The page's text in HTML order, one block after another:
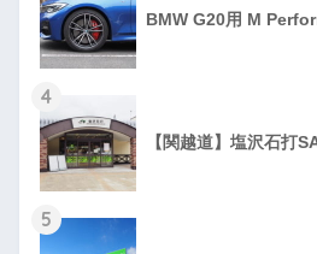
BMW G20用 M
4
【関越道】塩沢石打
5